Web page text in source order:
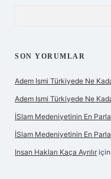
SON YORUMLAR
Adem Ismi Türkiyede Ne
Adem Ismi Türkiyede Ne
İSlam Medeniyetinin En
İSlam Medeniyetinin En
Insan Hakları Kaça Ayrılır için